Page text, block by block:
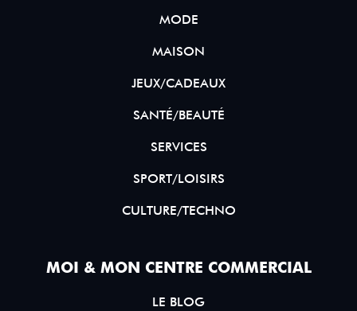
MODE
MAISON
JEUX/CADEAUX
SANTÉ/BEAUTÉ
SERVICES
SPORT/LOISIRS
CULTURE/TECHNO
MOI & MON CENTRE COMMERCIAL
LE BLOG